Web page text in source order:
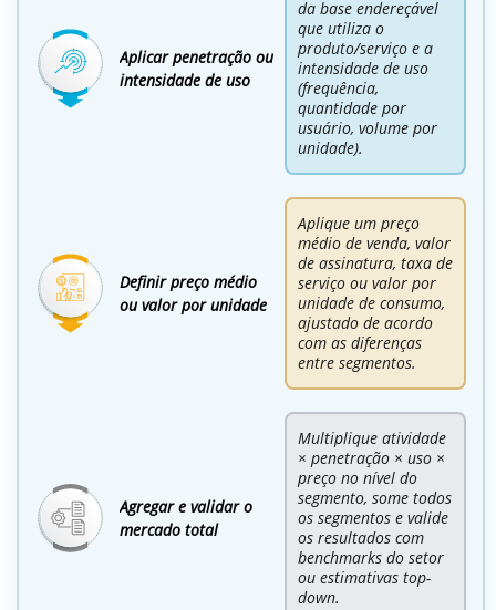
Aplicar penetração ou
intensidade de uso
da base endereçável
que utiliza o
produto/serviço e a
intensidade de uso
(frequência,
quantidade por
usuário, volume por
unidade).
Definir preço médio
ou valor por unidade
Aplique um preço
médio de venda, valor
de assinatura, taxa de
serviço ou valor por
unidade de consumo,
ajustado de acordo
com as diferenças
entre segmentos.
Agregar e validar o
mercado total
Multiplique atividade
× penetração × uso ×
preço no nível do
segmento, some todos
os segmentos e valide
os resultados com
benchmarks do setor
ou estimativas top-
down.